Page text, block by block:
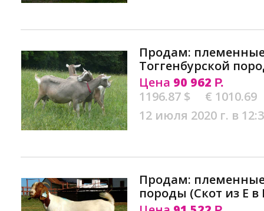
Продам:
Тоггенбурской
Цена 90 962 Р.
1196.87 $
€ 1010.69
12 июля 2020 г. в
Продам:
породы (Скот из Е в